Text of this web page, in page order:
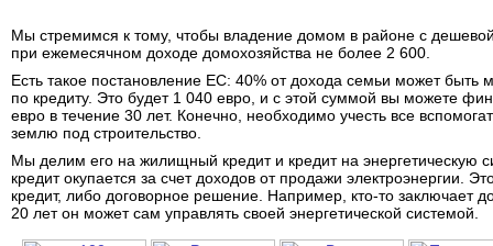
Мы стремимся к тому, чтобы владение домом в районе с
при ежемесячном доходе домохозяйства не более 2 600.
Есть такое постановление ЕС: 40% от дохода семьи может быть
по кредиту. Это будет 1 040 евро, и с этой суммой вы можете
евро в течение 30 лет. Конечно, необходимо учесть все
землю под строительство.
Мы делим его на жилищный кредит и кредит на энергетическую
кредит окупается за счет доходов от продажи электроэнергии.
кредит, либо договорное решение. Например, кто-то заключает
20 лет он может сам управлять своей энергетической системой.